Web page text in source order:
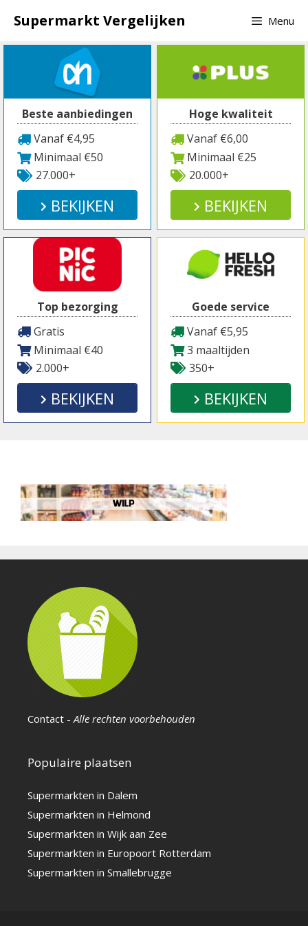
naar
inhoud
Supermarkt Vergelijken Menu
Beste aanbiedingen
Vanaf €4,95
Minimaal €50
27.000+
BEKIJKEN
Hoge kwaliteit
Vanaf €6,00
Minimaal €25
20.000+
BEKIJKEN
Top bezorging
Gratis
Minimaal €40
2.000+
BEKIJKEN
Goede service
Vanaf €5,95
3 maaltijden
350+
BEKIJKEN
Contact - Alle rechten voorbehouden
Populaire plaatsen
Supermarkten in Dalem
Supermarkten in Helmond
Supermarkten in Wijk aan Zee
Supermarkten in Europoort Rotterdam
Supermarkten in Smallebrugge